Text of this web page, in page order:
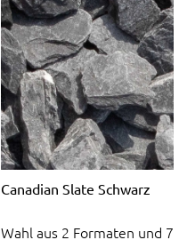
Canadian Slate Schwarz
Wahl aus 2 Formaten und 7